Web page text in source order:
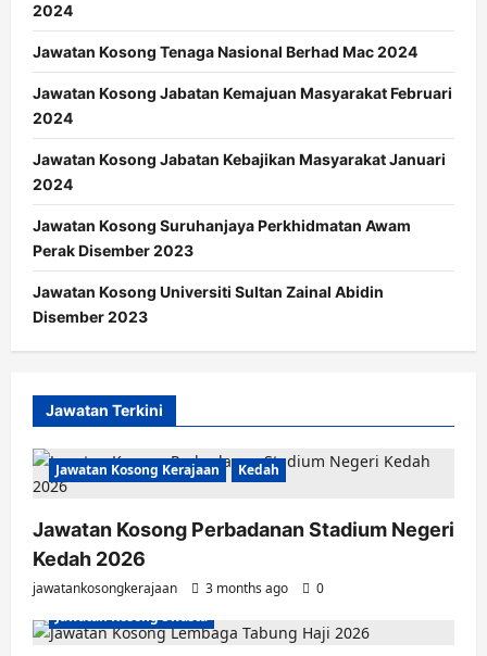
2024
Jawatan Kosong Tenaga Nasional Berhad Mac 2024
Jawatan Kosong Jabatan Kemajuan Masyarakat Februari
2024
Jawatan Kosong Jabatan Kebajikan Masyarakat Januari
2024
Jawatan Kosong Suruhanjaya Perkhidmatan Awam
Perak Disember 2023
Jawatan Kosong Universiti Sultan Zainal Abidin
Disember 2023
Jawatan Terkini
Jawatan Kosong Kerajaan Kedah
Jawatan Kosong Perbadanan Stadium Negeri
Kedah 2026
jawatankosongkerajaan 3 months ago
0
Jawatan Kosong Swasta